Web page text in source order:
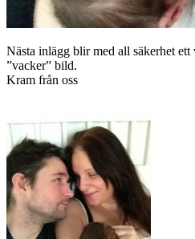
Nästa inlägg blir med all säkerhet
”vacker” bild.
Kram från oss